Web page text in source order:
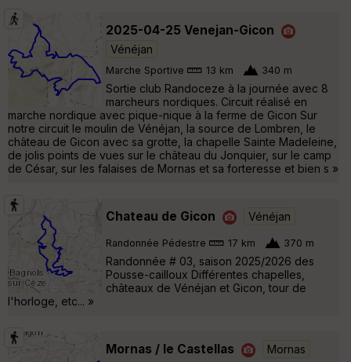
2025-04-25 Venejan-Gicon
Vénéjan
Marche Sportive 13 km 340 m
Sortie club Randoceze à la journée avec 8
marcheurs nordiques. Circuit réalisé en
marche nordique avec pique-nique à la ferme de Gicon Sur
notre circuit le moulin de Vénéjan, la source de Lombren, le
château de Gicon avec sa grotte, la chapelle Sainte Madeleine,
de jolis points de vues sur le château du Jonquier, sur le camp
de César, sur les falaises de Mornas et sa forteresse et bien s »
Chateau de Gicon Vénéjan
Randonnée Pédestre 17 km 370 m
Randonnée # 03, saison 2025/2026 des
Pousse-cailloux Différentes chapelles,
châteaux de Vénéjan et Gicon, tour de
l'horloge, etc... »
Mornas / le Castellas Mornas